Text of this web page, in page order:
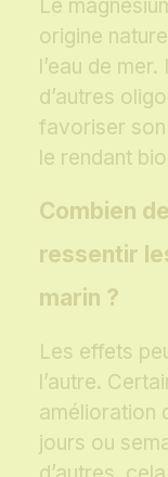
Le
origine
l’eau de
d’autres
favoriser son
le rendant
Combien
ressentir
marin ?
Les effets
l’autre.
amélioration
jours ou